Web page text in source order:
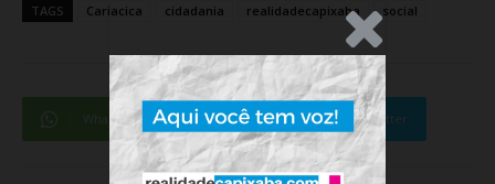
TAGS Cariacica cidadania realidadecapixaba social
WhatsApp Facebook Twitter